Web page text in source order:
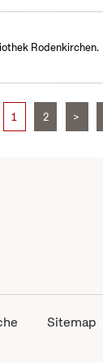
Rodenkirchen.
1 2 >
Sitemap